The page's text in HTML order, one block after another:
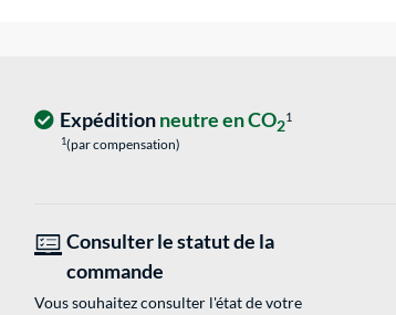
Expéditionneutre en CO21
1(par compensation)
Consulter le statut de la
commande
Vous souhaitez consulter l'état de votre